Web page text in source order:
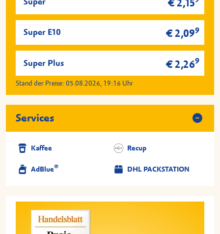
€ 2,15
Super E10 € 2,099
Super Plus € 2,269
Stand der Preise: 05.08.2026, 19:16 Uhr
Services
Kaffee Recup
AdBlue® DHL PACKSTATION